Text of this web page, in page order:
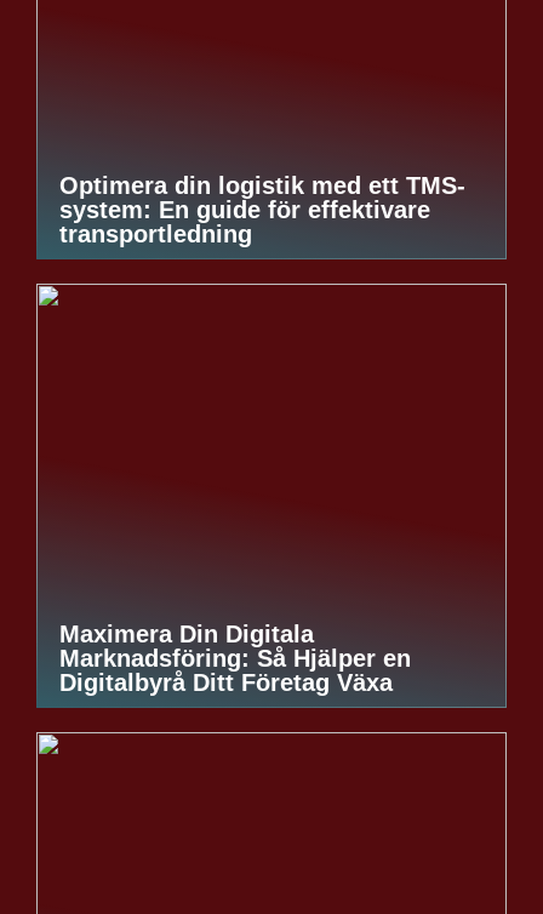
Optimera din logistik med ett TMS-
system: En guide för effektivare
transportledning
Maximera Din Digitala
Marknadsföring: Så Hjälper en
Digitalbyrå Ditt Företag Växa